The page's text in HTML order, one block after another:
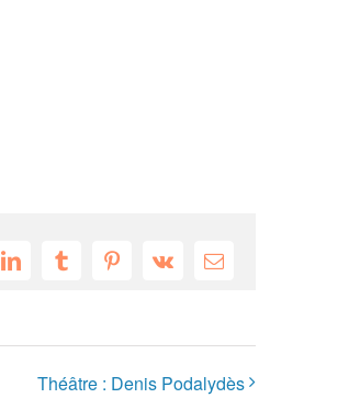
LinkedInTumblrPinterest
Vk Email
Théâtre : Denis Podalydès